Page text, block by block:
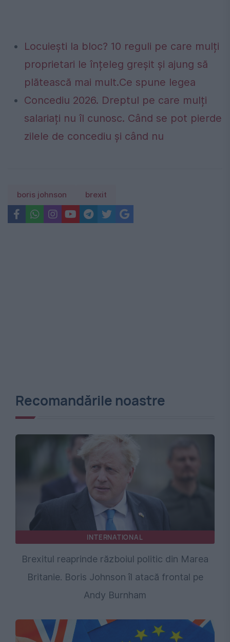
Locuiești la bloc? 10 reguli pe care mulți
proprietari le înțeleg greșit și ajung să
plătească mai mult.Ce spune legea
Concediu 2026. Dreptul pe care mulți
salariați nu îl cunosc. Când se pot pierde
zilele de concediu și când nu
boris johnson brexit
Recomandările noastre
INTERNATIONAL
Brexitul reaprinde războiul politic din Marea
Britanie. Boris Johnson îl atacă frontal pe
Andy Burnham